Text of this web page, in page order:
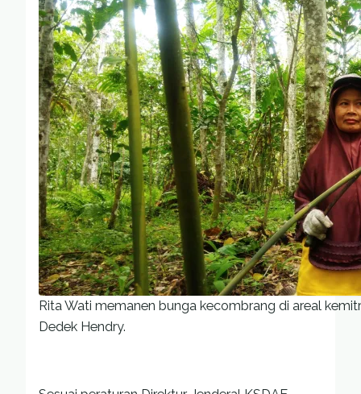
Rita Wati memanen bunga kecombrang di areal
Dedek Hendry.